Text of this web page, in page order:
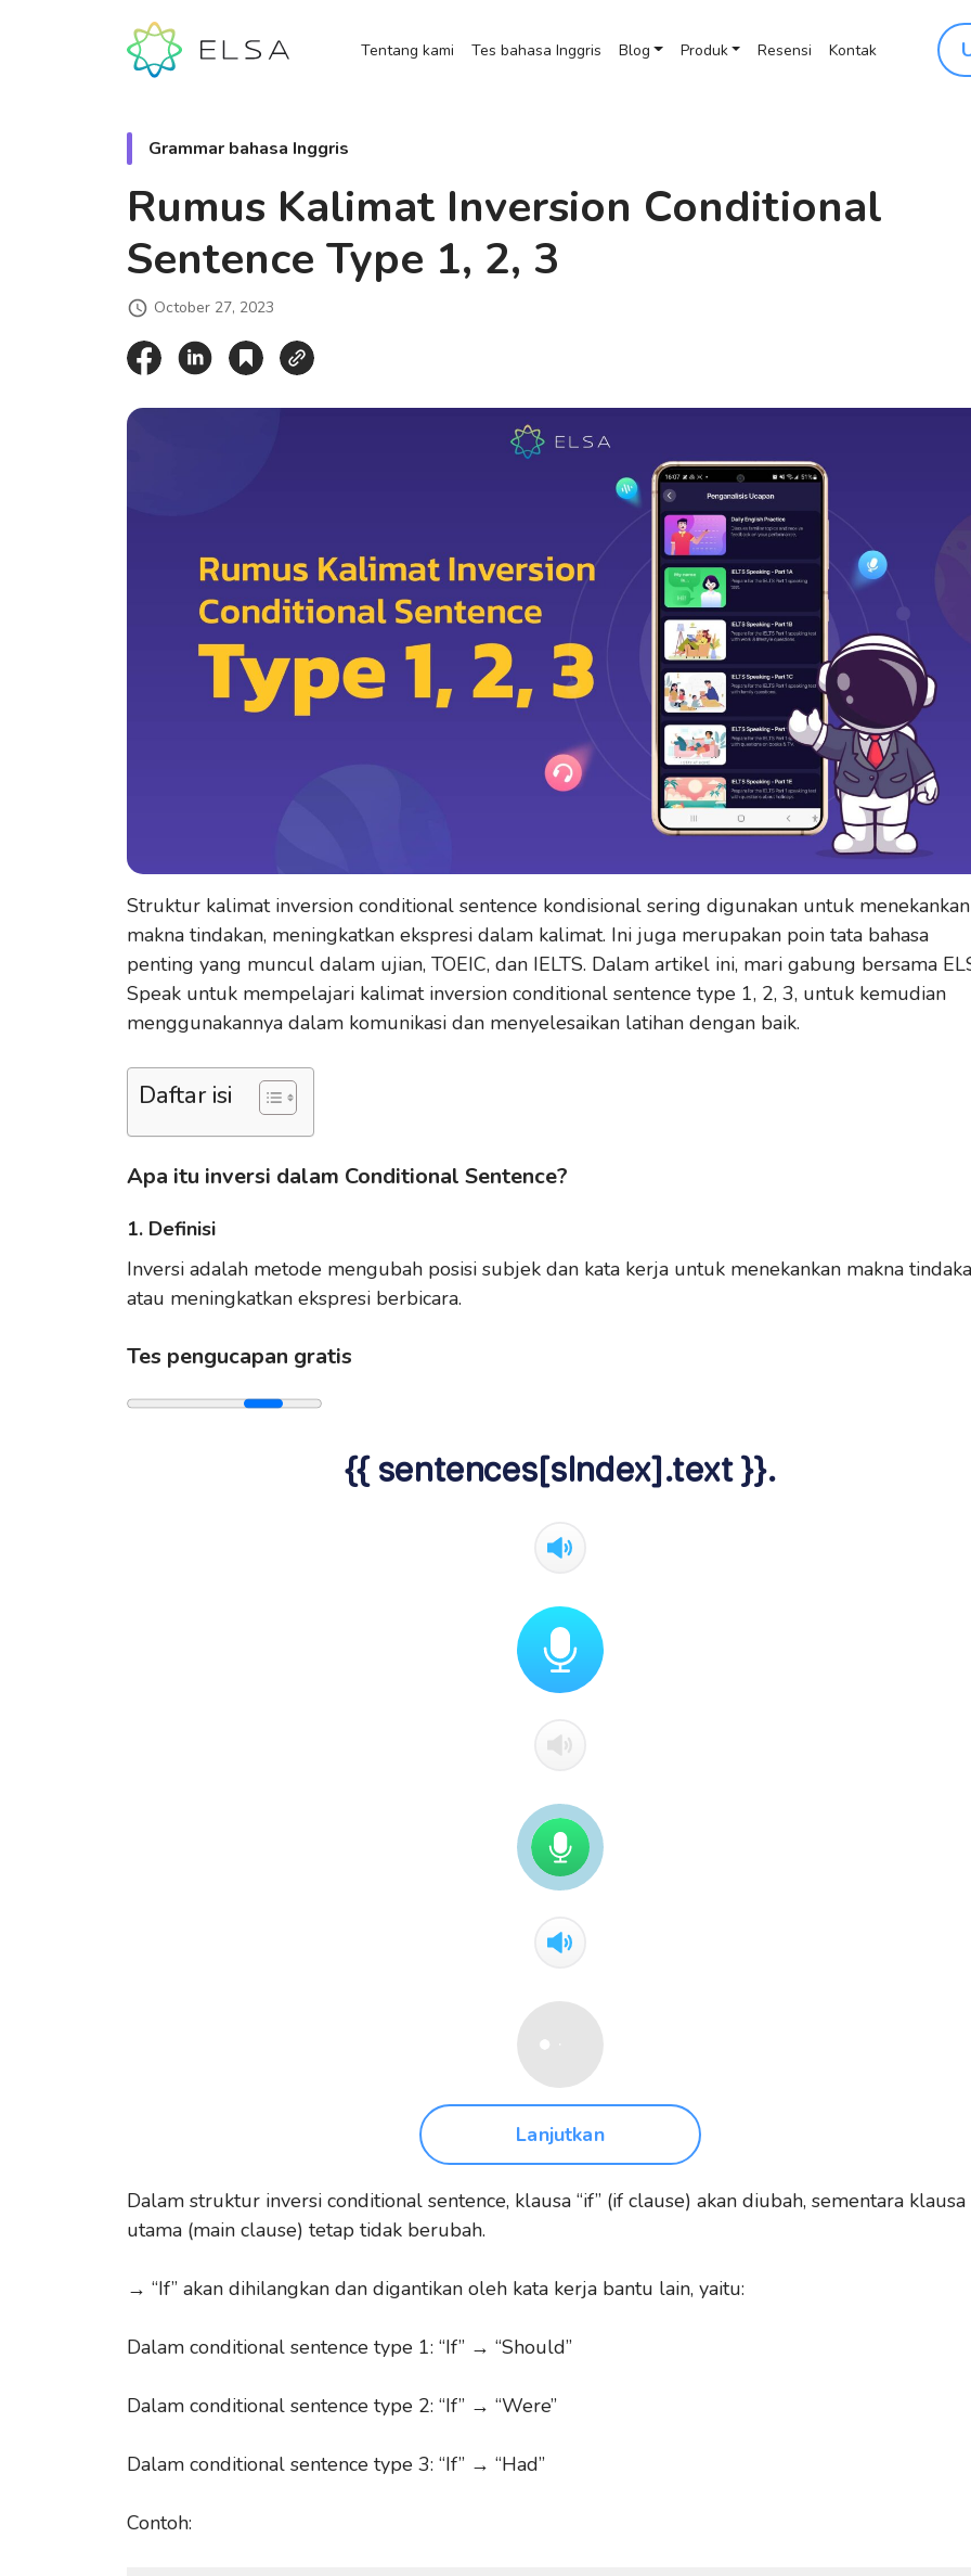
Tentang kami Tes bahasa Inggris Blog Produk Resensi Kontak
Grammar bahasa Inggris
Rumus Kalimat Inversion Conditional
Sentence Type 1, 2, 3
October 27, 2023
Struktur kalimat inversion conditional sentence kondisional sering digunakan untuk menekankan
makna tindakan, meningkatkan ekspresi dalam kalimat. Ini juga merupakan poin tata bahasa
penting yang muncul dalam ujian, TOEIC, dan IELTS. Dalam artikel ini, mari gabung bersama
Speak untuk mempelajari kalimat inversion conditional sentence type 1, 2, 3, untuk kemudian
menggunakannya dalam komunikasi dan menyelesaikan latihan dengan baik.
Daftar isi
Apa itu inversi dalam Conditional Sentence?
1. Definisi
Inversi adalah metode mengubah posisi subjek dan kata kerja untuk menekankan makna
atau meningkatkan ekspresi berbicara.
Tes pengucapan gratis
{{ sentences[sIndex].text }}.
Lanjutkan
Dalam struktur inversi conditional sentence, klausa “if” (if clause) akan diubah, sementara klausa
utama (main clause) tetap tidak berubah.
→ “If” akan dihilangkan dan digantikan oleh kata kerja bantu lain, yaitu:
Dalam conditional sentence type 1: “If” → “Should”
Dalam conditional sentence type 2: “If” → “Were”
Dalam conditional sentence type 3: “If” → “Had”
Contoh: